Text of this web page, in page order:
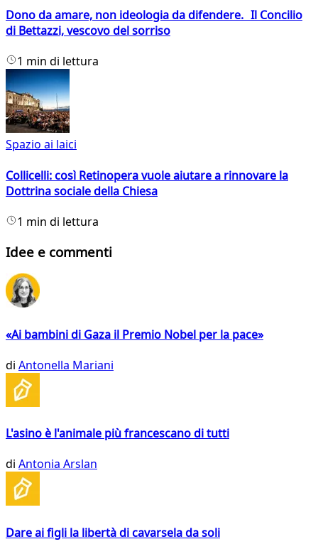
Dono da amare, non ideologia da difendere. Il Concilio
di Bettazzi, vescovo del sorriso
1 min di lettura
Spazio ai laici
Collicelli: così Retinopera vuole aiutare a rinnovare la
Dottrina sociale della Chiesa
1 min di lettura
Idee e commenti
«Ai bambini di Gaza il Premio Nobel per la pace»
di Antonella Mariani
L'asino è l'animale più francescano di tutti
di Antonia Arslan
Dare ai figli la libertà di cavarsela da soli